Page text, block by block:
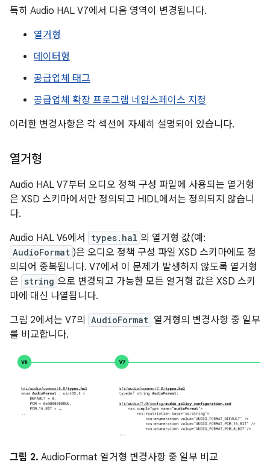
특히 Audio HAL V7에서 다음 영역이 변경됩니다.
열거형
데이터형
공급업체 태그
공급업체 확장 프로그램 네임스페이스 지정
이러한 변경사항은 각 섹션에 자세히 설명되어 있습니다.
열거형
Audio HAL V7부터 오디오 정책 구성 파일에 사용되는 열거형
은 XSD 스키마에서만 정의되고 HIDL에서는 정의되지 않습니
다.
Audio HAL V6에서
types.hal 의 열거형 값(예:
AudioFormat )은 오디오 정책 구성 파일 XSD 스키마에도 정
의되어 중복됩니다. V7에서 이 문제가 발생하지 않도록 열거형
은 string 으로 변경되고 가능한 모든 열거형 값은 XSD 스키
마에 대신 나열됩니다.
그림 2에서는 V7의
AudioFormat 열거형의 변경사항 중 일부
를 비교합니다.
그림 2. AudioFormat 열거형 변경사항 중 일부 비교